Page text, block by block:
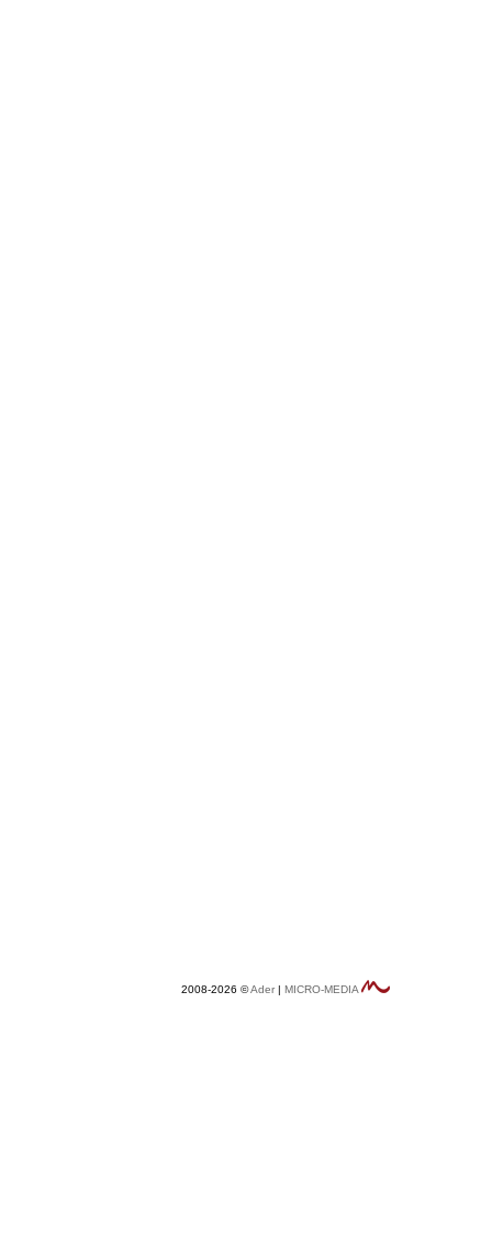
2008-2026 ©Ader | MICRO-MEDIA